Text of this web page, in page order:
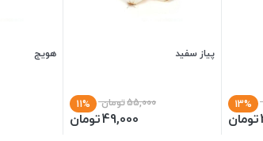
13%
تومان
پیاز سفید
55,000تومان 11%
49,000تومان
هویج